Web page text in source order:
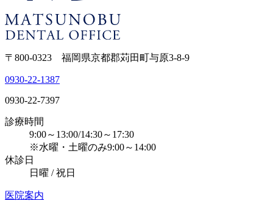
〒800-0323 福岡県京都郡苅田町与原3-8-9
0930-22-1387
0930-22-7397
診療時間
9:00～13:00/14:30～17:30
※水曜・土曜のみ9:00～14:00
休診日
日曜 / 祝日
医院案内